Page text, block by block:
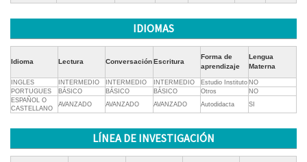
IDIOMAS
Idioma Lectura ConversaciónEscritura
Forma de
aprendizaje
Lengua
Materna
INGLES INTERMEDIO INTERMEDIO INTERMEDIO Estudio Instituto NO
PORTUGUES
BÁSICO BÁSICO BÁSICO Otros
NO
ESPAÑOL O
CASTELLANO
AVANZADO AVANZADO AVANZADO Autodidacta SI
LÍNEA DE INVESTIGACIÓN